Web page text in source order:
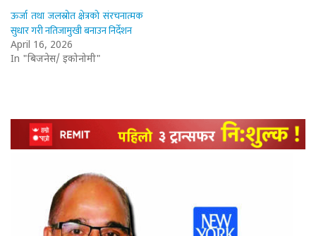
ऊर्जा तथा जलस्रोत क्षेत्रको संरचनात्मक
सुधार गरी नतिजामुखी बनाउन निर्देशन
April 16, 2026
In "बिजनेस/ इकोनोमी"